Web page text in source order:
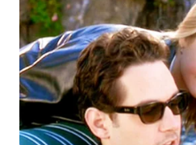
WN
KALTARA
WN